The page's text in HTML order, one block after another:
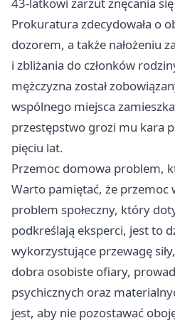
43-latkowi zarzut znęcania
Prokuratura zdecydowała o
dozorem, a także nałożeniu
i zbliżania do członków
mężczyzna został
wspólnego miejsca
przestępstwo grozi mu kara
pięciu lat.
Przemoc domowa problem,
Warto pamiętać, że przemoc
problem społeczny, który
podkreślają eksperci, jest to
wykorzystujące przewagę
dobra osobiste ofiary,
psychicznych oraz
jest, aby nie pozostawać